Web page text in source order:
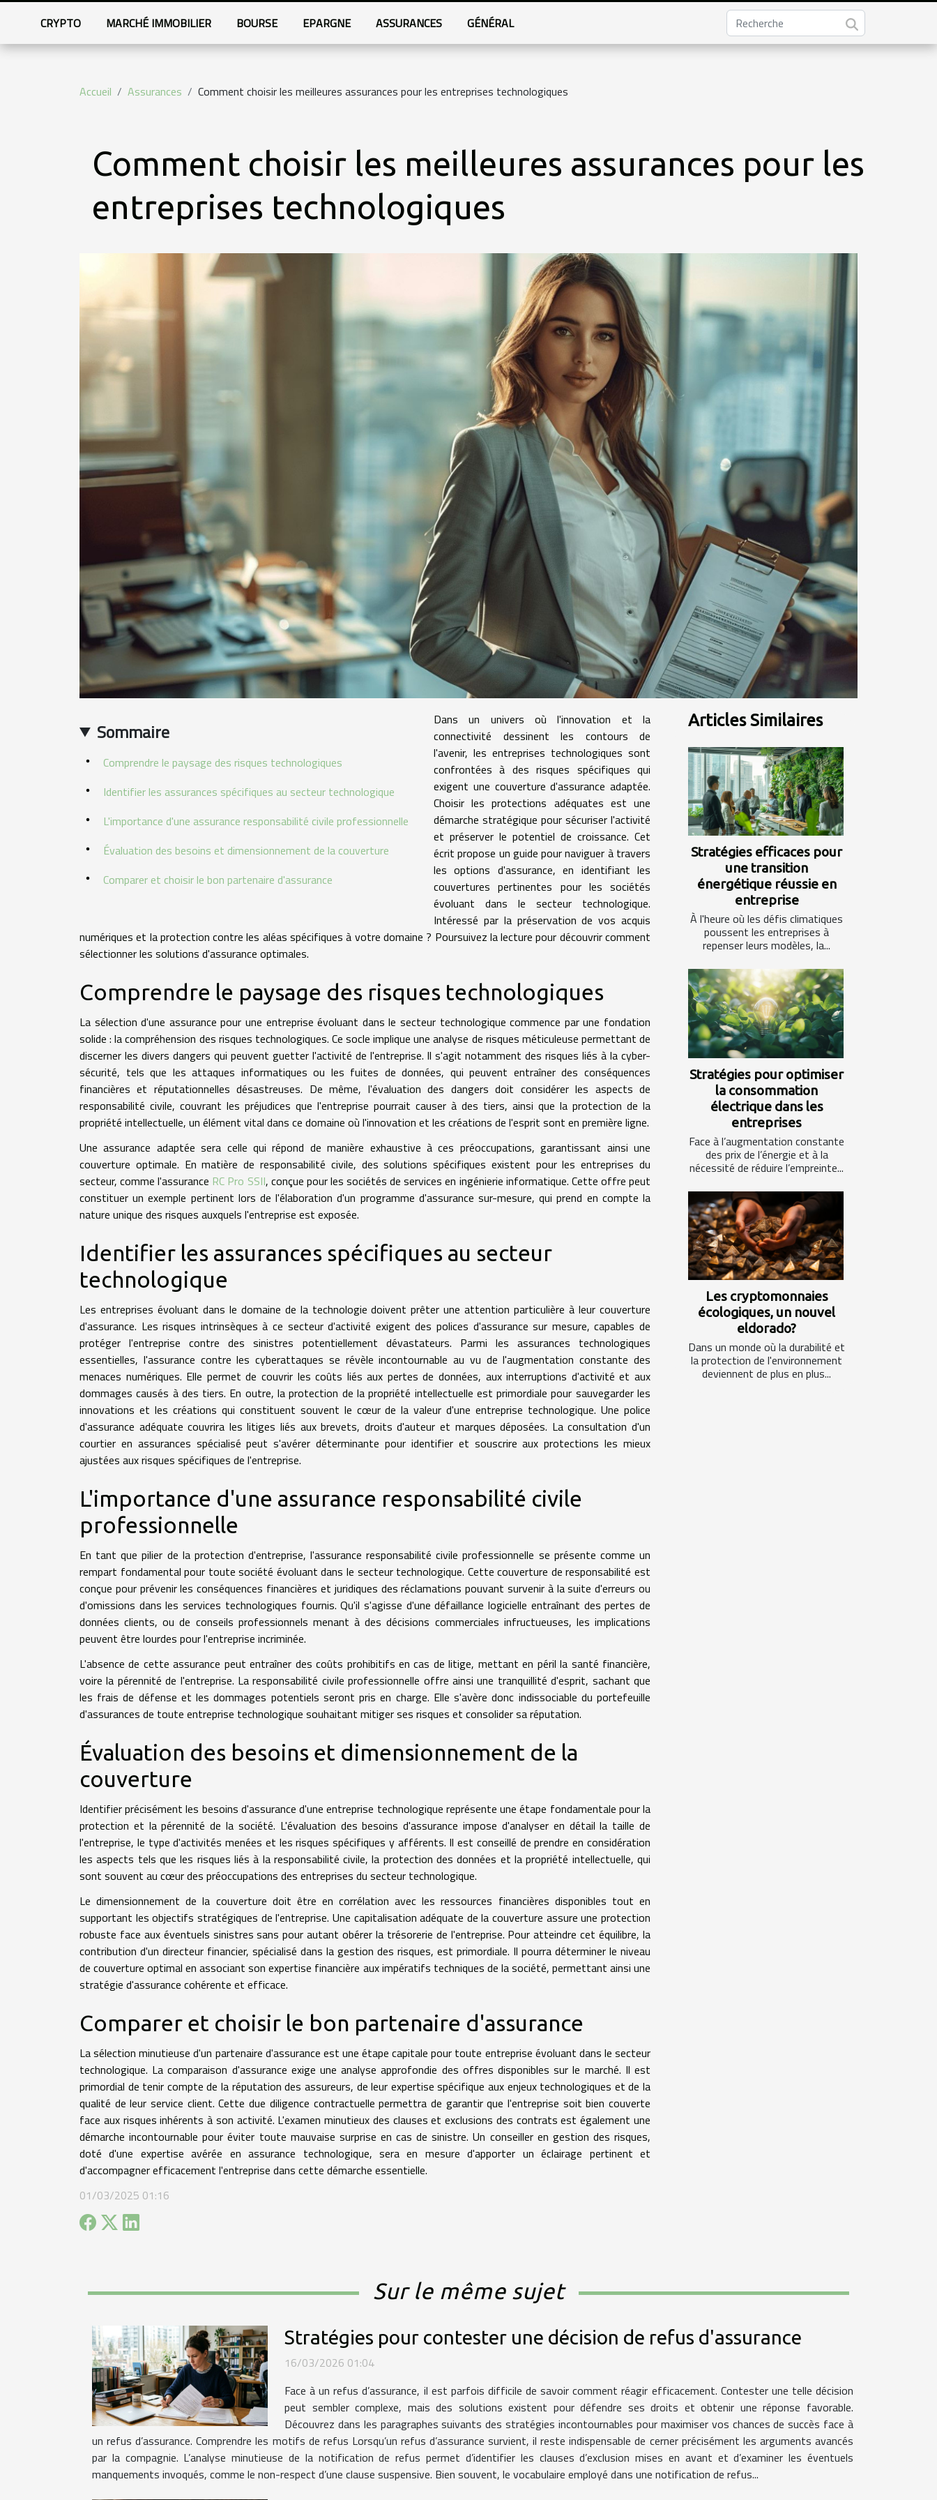
CRYPTO MARCHÉ IMMOBILIER BOURSE EPARGNE ASSURANCES GÉNÉRAL
Accueil Assurances Comment choisir les meilleures assurances pour les entreprises technologiques
Comment choisir les meilleures assurances pour les
entreprises technologiques
Sommaire
Comprendre le paysage des risques technologiques
Identifier les assurances spécifiques au secteur technologique
L'importance d'une assurance responsabilité civile professionnelle
Évaluation des besoins et dimensionnement de la couverture
Comparer et choisir le bon partenaire d'assurance
Dans un univers où l'innovation et la
connectivité dessinent les contours de
l'avenir, les entreprises technologiques sont
confrontées à des risques spécifiques qui
exigent une couverture d'assurance adaptée.
Choisir les protections adéquates est une
démarche stratégique pour sécuriser l'activité
et préserver le potentiel de croissance. Cet
écrit propose un guide pour naviguer à travers
les options d'assurance, en identifiant les
couvertures pertinentes pour les sociétés
évoluant dans le secteur technologique.
Intéressé par la préservation de vos acquis
numériques et la protection contre les aléas spécifiques à votre domaine ? Poursuivez la lecture pour découvrir comment
sélectionner les solutions d'assurance optimales.
Comprendre le paysage des risques technologiques
La sélection d'une assurance pour une entreprise évoluant dans le secteur technologique commence par une fondation
solide : la compréhension des risques technologiques. Ce socle implique une analyse de risques méticuleuse permettant de
discerner les divers dangers qui peuvent guetter l'activité de l'entreprise. Il s'agit notamment des risques liés à la cyber-
sécurité, tels que les attaques informatiques ou les fuites de données, qui peuvent entraîner des conséquences
financières et réputationnelles désastreuses. De même, l'évaluation des dangers doit considérer les aspects de
responsabilité civile, couvrant les préjudices que l'entreprise pourrait causer à des tiers, ainsi que la protection de la
propriété intellectuelle, un élément vital dans ce domaine où l'innovation et les créations de l'esprit sont en première ligne.
Une assurance adaptée sera celle qui répond de manière exhaustive à ces préoccupations, garantissant ainsi une
couverture optimale. En matière de responsabilité civile, des solutions spécifiques existent pour les entreprises du
secteur, comme l'assurance RC Pro SSII, conçue pour les sociétés de services en ingénierie informatique. Cette offre peut
constituer un exemple pertinent lors de l'élaboration d'un programme d'assurance sur-mesure, qui prend en compte la
nature unique des risques auxquels l'entreprise est exposée.
Identifier les assurances spécifiques au secteur
technologique
Les entreprises évoluant dans le domaine de la technologie doivent prêter une attention particulière à leur couverture
d'assurance. Les risques intrinsèques à ce secteur d'activité exigent des polices d'assurance sur mesure, capables de
protéger l'entreprise contre des sinistres potentiellement dévastateurs. Parmi les assurances technologiques
essentielles, l'assurance contre les cyberattaques se révèle incontournable au vu de l'augmentation constante des
menaces numériques. Elle permet de couvrir les coûts liés aux pertes de données, aux interruptions d'activité et aux
dommages causés à des tiers. En outre, la protection de la propriété intellectuelle est primordiale pour sauvegarder les
innovations et les créations qui constituent souvent le cœur de la valeur d'une entreprise technologique. Une police
d'assurance adéquate couvrira les litiges liés aux brevets, droits d'auteur et marques déposées. La consultation d'un
courtier en assurances spécialisé peut s'avérer déterminante pour identifier et souscrire aux protections les mieux
ajustées aux risques spécifiques de l'entreprise.
L'importance d'une assurance responsabilité civile
professionnelle
En tant que pilier de la protection d'entreprise, l'assurance responsabilité civile professionnelle se présente comme un
rempart fondamental pour toute société évoluant dans le secteur technologique. Cette couverture de responsabilité est
conçue pour prévenir les conséquences financières et juridiques des réclamations pouvant survenir à la suite d'erreurs ou
d'omissions dans les services technologiques fournis. Qu'il s'agisse d'une défaillance logicielle entraînant des pertes de
données clients, ou de conseils professionnels menant à des décisions commerciales infructueuses, les implications
peuvent être lourdes pour l'entreprise incriminée.
L'absence de cette assurance peut entraîner des coûts prohibitifs en cas de litige, mettant en péril la santé financière,
voire la pérennité de l'entreprise. La responsabilité civile professionnelle offre ainsi une tranquillité d'esprit, sachant que
les frais de défense et les dommages potentiels seront pris en charge. Elle s'avère donc indissociable du portefeuille
d'assurances de toute entreprise technologique souhaitant mitiger ses risques et consolider sa réputation.
Évaluation des besoins et dimensionnement de la
couverture
Identifier précisément les besoins d'assurance d'une entreprise technologique représente une étape fondamentale pour la
protection et la pérennité de la société. L'évaluation des besoins d'assurance impose d'analyser en détail la taille de
l'entreprise, le type d'activités menées et les risques spécifiques y afférents. Il est conseillé de prendre en considération
les aspects tels que les risques liés à la responsabilité civile, la protection des données et la propriété intellectuelle, qui
sont souvent au cœur des préoccupations des entreprises du secteur technologique.
Le dimensionnement de la couverture doit être en corrélation avec les ressources financières disponibles tout en
supportant les objectifs stratégiques de l'entreprise. Une capitalisation adéquate de la couverture assure une protection
robuste face aux éventuels sinistres sans pour autant obérer la trésorerie de l'entreprise. Pour atteindre cet équilibre, la
contribution d'un directeur financier, spécialisé dans la gestion des risques, est primordiale. Il pourra déterminer le niveau
de couverture optimal en associant son expertise financière aux impératifs techniques de la société, permettant ainsi une
stratégie d'assurance cohérente et efficace.
Comparer et choisir le bon partenaire d'assurance
La sélection minutieuse d'un partenaire d'assurance est une étape capitale pour toute entreprise évoluant dans le secteur
technologique. La comparaison d'assurance exige une analyse approfondie des offres disponibles sur le marché. Il est
primordial de tenir compte de la réputation des assureurs, de leur expertise spécifique aux enjeux technologiques et de la
qualité de leur service client. Cette due diligence contractuelle permettra de garantir que l'entreprise soit bien couverte
face aux risques inhérents à son activité. L'examen minutieux des clauses et exclusions des contrats est également une
démarche incontournable pour éviter toute mauvaise surprise en cas de sinistre. Un conseiller en gestion des risques,
doté d'une expertise avérée en assurance technologique, sera en mesure d'apporter un éclairage pertinent et
d'accompagner efficacement l'entreprise dans cette démarche essentielle.
01/03/2025 01:16
Articles Similaires
Stratégies efficaces pour
une transition
énergétique réussie en
entreprise
À l'heure où les défis climatiques
poussent les entreprises à
repenser leurs modèles, la...
Stratégies pour optimiser
la consommation
électrique dans les
entreprises
Face à l’augmentation constante
des prix de l’énergie et à la
nécessité de réduire l’empreinte...
Les cryptomonnaies
écologiques, un nouvel
eldorado?
Dans un monde où la durabilité et
la protection de l'environnement
deviennent de plus en plus...
Sur le même sujet
Stratégies pour contester une décision de refus d'assurance
16/03/2026 01:04
Face à un refus d’assurance, il est parfois difficile de savoir comment réagir efficacement. Contester une telle décision
peut sembler complexe, mais des solutions existent pour défendre ses droits et obtenir une réponse favorable.
Découvrez dans les paragraphes suivants des stratégies incontournables pour maximiser vos chances de succès face à
un refus d’assurance. Comprendre les motifs de refus Lorsqu’un refus d’assurance survient, il reste indispensable de cerner précisément les arguments avancés
par la compagnie. L’analyse minutieuse de la notification de refus permet d’identifier les clauses d’exclusion mises en avant et d’examiner les éventuels
manquements invoqués, comme le non-respect d’une clause suspensive. Bien souvent, le vocabulaire employé dans une notification de refus...